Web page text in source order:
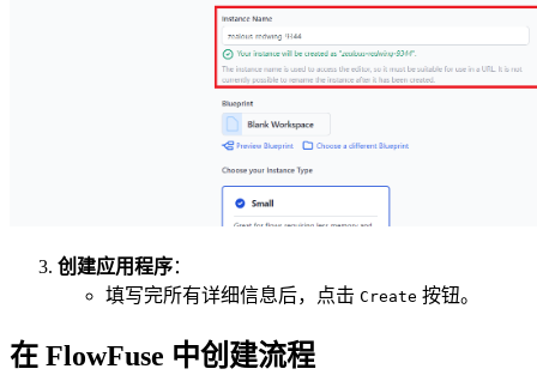
创建应用程序：
填写完所有详细信息后，点击 Create 按钮。
在 FlowFuse 中创建流程